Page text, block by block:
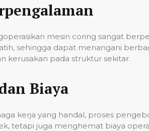
mesin coring sangat
sehingga dapat menangani
kerusakan pada struktur sekitar.
Biaya
kerja yang handal, proses
tetapi juga menghemat biaya